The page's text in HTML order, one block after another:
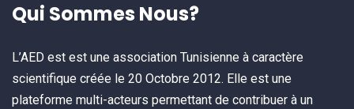
Qui Sommes Nous?
L’AED est est une association Tunisienne à caractère
scientifique créée le 20 Octobre 2012. Elle est une
plateforme multi-acteurs permettant de contribuer à un